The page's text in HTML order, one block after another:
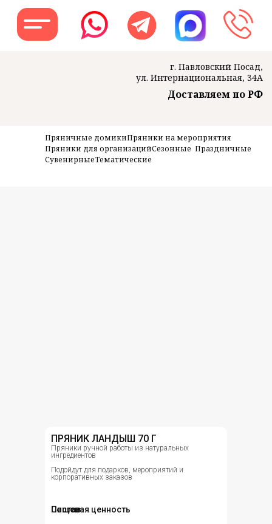
Заказать
Доставляем по РФ
Пряничные домикиПряники на мероприятия
Пряники для организацийСезонные Праздничные
СувенирныеТематические
ПРЯНИК ЛАНДЫШ 70 Г
Пряники ручной работы из натуральных
ингредиентов
Подойдут для подарков, мероприятий и
корпоративных заказов
Состав
Пищевая ценность